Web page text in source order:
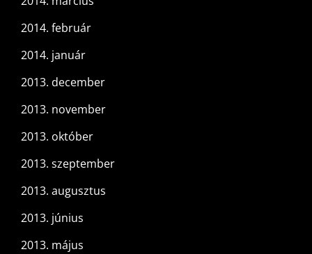
2014. február
2014. január
2013. december
2013. november
2013. október
2013. szeptember
2013. augusztus
2013. június
2013. május